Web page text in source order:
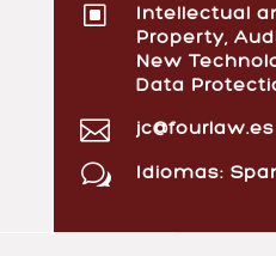
W
Intellectual
Property,
New
Data
 jc@fourlaw.es
w Idiomas: